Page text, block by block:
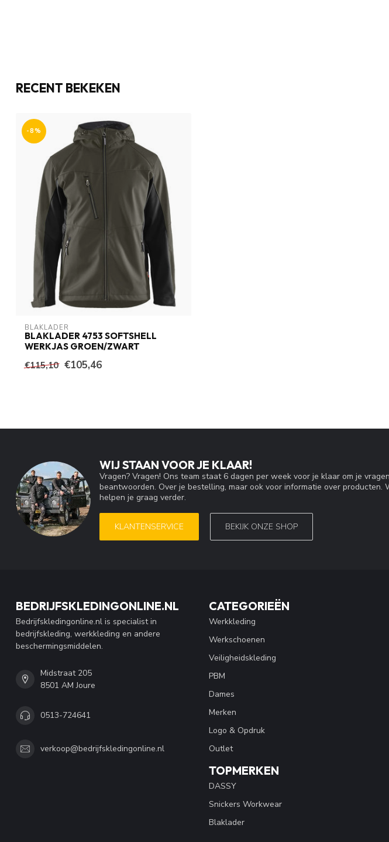
RECENT BEKEKEN
-8%
BLAKLADER
BLAKLADER 4753 SOFTSHELL
WERKJAS GROEN/ZWART
€115,10 €105,46
WIJ STAAN VOOR JE KLAAR!
Vragen? Vragen! Ons team staat 6 dagen per week voor je klaar om je
beantwoorden. Over je bestelling, maar ook voor informatie over producten.
helpen je graag verder.
KLANTENSERVICE BEKIJK ONZE SHOP
BEDRIJFSKLEDINGONLINE.NL
Bedrijfskledingonline.nl is specialist in
bedrijfskleding, werkkleding en andere
beschermingsmiddelen.
Midstraat 205
8501 AM Joure
0513-724641
verkoop@bedrijfskledingonline.nl
CATEGORIEËN
Werkkleding
Werkschoenen
Veiligheidskleding
PBM
Dames
Merken
Logo & Opdruk
Outlet
TOPMERKEN
DASSY
Snickers Workwear
Blaklader